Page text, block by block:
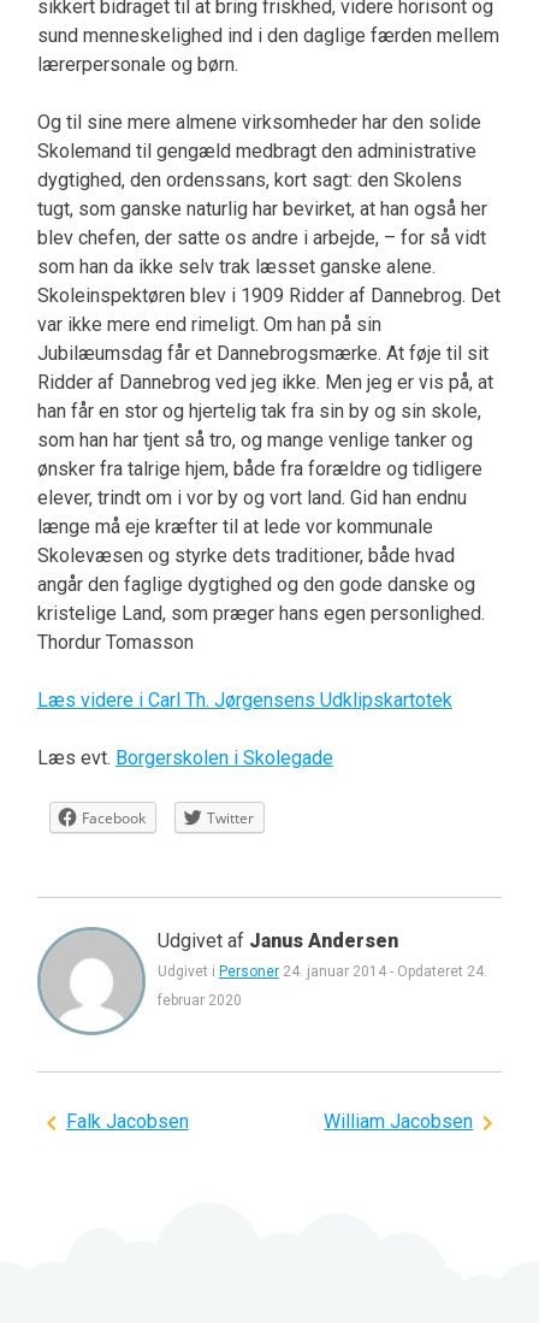
sikkert bidraget til at bring friskhed, videre horisont og
sund menneskelighed ind i den daglige færden mellem
lærerpersonale og børn.
Og til sine mere almene virksomheder har den solide
Skolemand til gengæld medbragt den administrative
dygtighed, den ordenssans, kort sagt: den Skolens
tugt, som ganske naturlig har bevirket, at han også her
blev chefen, der satte os andre i arbejde, – for så vidt
som han da ikke selv trak læsset ganske alene.
Skoleinspektøren blev i 1909 Ridder af Dannebrog. Det
var ikke mere end rimeligt. Om han på sin
Jubilæumsdag får et Dannebrogsmærke. At føje til sit
Ridder af Dannebrog ved jeg ikke. Men jeg er vis på, at
han får en stor og hjertelig tak fra sin by og sin skole,
som han har tjent så tro, og mange venlige tanker og
ønsker fra talrige hjem, både fra forældre og tidligere
elever, trindt om i vor by og vort land. Gid han endnu
længe må eje kræfter til at lede vor kommunale
Skolevæsen og styrke dets traditioner, både hvad
angår den faglige dygtighed og den gode danske og
kristelige Land, som præger hans egen personlighed.
Thordur Tomasson
Læs videre i Carl Th. Jørgensens Udklipskartotek
Læs evt. Borgerskolen i Skolegade
Facebook Twitter
Udgivet af Janus Andersen
Udgivet i Personer 24. januar 2014- Opdateret 24.
februar 2020
Indlægsnavigation
Falk Jacobsen William Jacobsen